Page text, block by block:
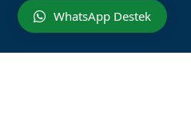
WhatsApp Destek